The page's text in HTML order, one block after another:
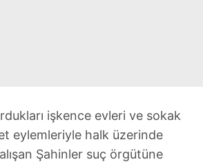
işkence evleri ve sokak
eylemleriyle halk üzerinde
Şahinler suç örgütüne